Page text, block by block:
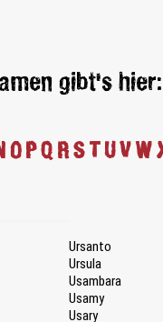
gibt's hier:
O PQ R S TU V W
Ursanto
Ursula
Usambara
Usamy
Usary